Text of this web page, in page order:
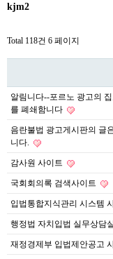
kjm2
Total 118건 6 페이지
알림니다--포르노 광고의
를 폐쇄함니다
음란불법 광고게시판의 글
니다.
감사원 사이트
국회회의록 검색사이트
입법통합지식관리 시스템
행정법 자치입법 실무상담
재정경제부 입법제안공고